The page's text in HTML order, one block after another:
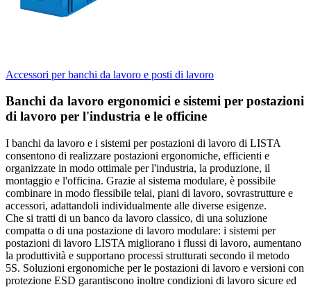
Accessori per banchi da lavoro e posti di lavoro
Banchi da lavoro ergonomici e sistemi per postazioni
di lavoro per l'industria e le officine
I banchi da lavoro e i sistemi per postazioni di lavoro di LISTA
consentono di realizzare postazioni ergonomiche, efficienti e
organizzate in modo ottimale per l'industria, la produzione, il
montaggio e l'officina. Grazie al sistema modulare, è possibile
combinare in modo flessibile telai, piani di lavoro, sovrastrutture e
accessori, adattandoli individualmente alle diverse esigenze.
Che si tratti di un banco da lavoro classico, di una soluzione
compatta o di una postazione di lavoro modulare: i sistemi per
postazioni di lavoro LISTA migliorano i flussi di lavoro, aumentano
la produttività e supportano processi strutturati secondo il metodo
5S. Soluzioni ergonomiche per le postazioni di lavoro e versioni con
protezione ESD garantiscono inoltre condizioni di lavoro sicure ed